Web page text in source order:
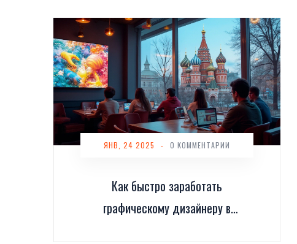
Как быстро заработать
графическому дизайнеру в
ЯНВ, 24 2025 - 0 КОММЕНТАРИИ